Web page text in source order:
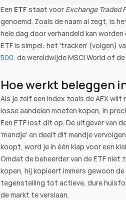
Een ETF staat voor Exchange Traded
genoemd. Zoals de naam al zegt, is
hele dag door verhandeld kan
ETF is simpel: het 'tracken' (volgen)
500, de wereldwijde MSCI World of de
Hoe werkt beleggen
Als je zelf een index zoals de AEX
losse aandelen moeten kopen, in
Een ETF lost dit op. De uitgever van
'mandje' en deelt dit mandje
koopt, word je in één klap voor een
Omdat de beheerder van de ETF
kopen, hij kopieert immers gewoon
tegenstelling tot actieve, dure
de markt te verslaan.